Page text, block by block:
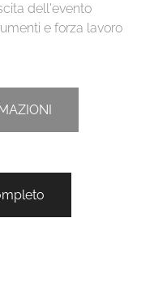
dell'evento
e forza lavoro